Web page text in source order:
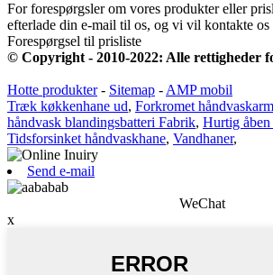
For forespørgsler om vores produkter eller
efterlade din e-mail til os, og vi vil kontakte
Forespørgsel til prisliste
© Copyright - 2010-2022: Alle rettigheder
Hotte produkter- Sitemap - AMP mobil
Træk køkkenhane ud, Forkromet
håndvask blandingsbatteri Fabrik, Hurtig åben
Tidsforsinket håndvaskhane, Vandhaner,
Send e-mail
WeChat
x